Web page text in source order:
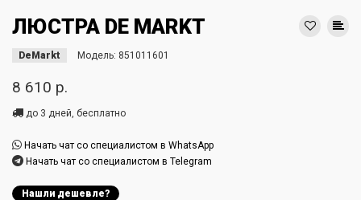
ЛЮСТРА DE MARKT
DeMarkt Модель: 851011601
8 610 р.
до 3 дней, бесплатно
Начать чат со специалистом в WhatsApp
Начать чат со специалистом в Telegram
Нашли дешевле?